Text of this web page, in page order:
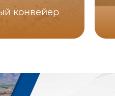
конвейер